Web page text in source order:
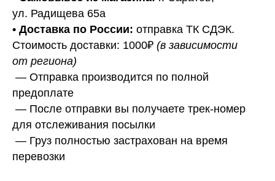
ул. Радищева 65а
• Доставка по России: отправка ТК СДЭК.
Стоимость доставки: 1000₽ (в зависимости
от региона)
— Отправка производится по полной
предоплате
— После отправки вы получаете трек-номер
для отслеживания посылки
— Груз полностью застрахован на время
перевозки